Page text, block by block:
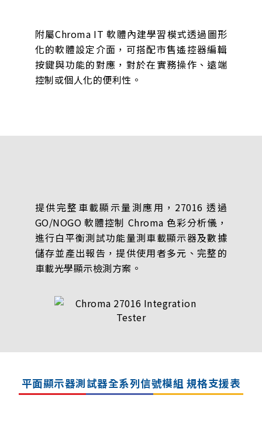
附屬Chroma IT 軟體內建學習模式透過圖形
化的軟體設定介面，可搭配市售遙控器編輯
按鍵與功能的對應，對於在實務操作、遠端
控制或個人化的便利性。
提供完整車載顯示量測應用，27016 透過
GO/NOGO 軟體控制 Chroma 色彩分析儀，
進行白平衡測試功能量測車載顯示器及數據
儲存並產出報告，提供使用者多元、完整的
車載光學顯示檢測方案。
平面顯示器測試器全系列信號模組 規格支援表